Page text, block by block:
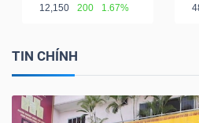
12,150 200 1.67%
TIN CHÍNH